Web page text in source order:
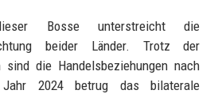
Bosse unterstreicht die
beider Länder. Trotz der
sind die Handelsbeziehungen nach
2024 betrug das bilaterale